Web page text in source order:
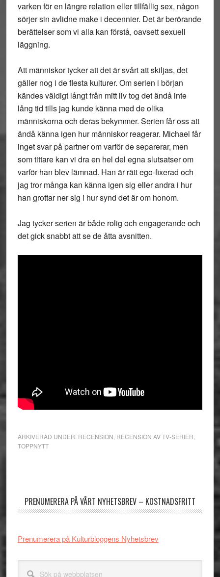
varken för en längre relation eller tillfällig sex, någon
sörjer sin avlidne make i decennier. Det är berörande
berättelser som vi alla kan förstå, oavsett sexuell
läggning.
Att människor tycker att det är svårt att skiljas, det
gäller nog i de flesta kulturer. Om serien i början
kändes väldigt långt från mitt liv tog det ändå inte
lång tid tills jag kunde känna med de olika
människorna och deras bekymmer. Serien får oss att
ändå känna igen hur människor reagerar. Michael får
inget svar på partner om varför de separerar, men
som tittare kan vi dra en hel del egna slutsatser om
varför han blev lämnad. Han är rätt ego-fixerad och
jag tror många kan känna igen sig eller andra i hur
han grottar ner sig i hur synd det är om honom.
Jag tycker serien är både rolig och engagerande och
det gick snabbt att se de åtta avsnitten.
ARKIVERAD UNDER: RECENSION RECENSION AV TV-SERIER
TOPPNYTT
PRENUMERERA PÅ VÅRT NYHETSBREV – KOSTNADSFRITT
Prenumerera på Kulturbloggens Nyhetsbrev